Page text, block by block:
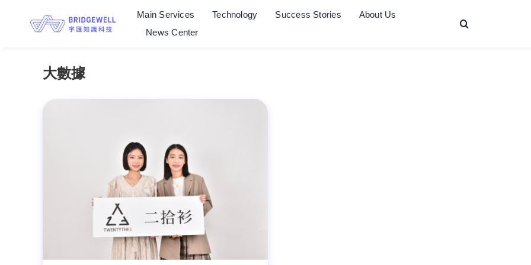
Main Services Technology Success Stories
About Us
News Center
大數據